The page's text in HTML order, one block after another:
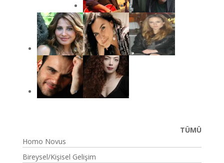
TÜMÜ
Homo Novus
Bireysel/Kişisel Gelişim